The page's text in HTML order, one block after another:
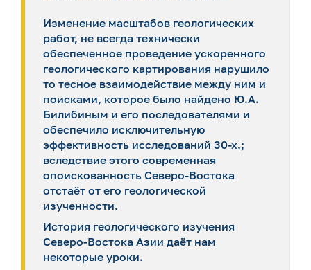
Изменение масштабов геологических
работ, не всегда технически
обеспеченное проведение ускоренного
геологического картирования нарушило
то тесное взаимодействие между ним и
поисками, которое было найдено Ю.А.
Билибиным и его последователями и
обеспечило исключительную
эффективность исследований 30-х.;
вследствие этого современная
опоискованность Северо-Востока
отстаёт от его геологической
изученности.
История геологического изучения
Северо-Востока Азии даёт нам
некоторые уроки.